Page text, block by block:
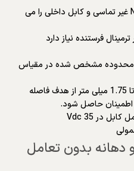
ورودی 1 پروب مجاورت 3300 NSv غیر تماسی و کابل داخلی را می
در محدوده ± 1.5٪ در محدوده مشخص شده در مقیاس
کاوشگر شکاف پروب باید بین 0.5 تا 1.75 میلی متر از هدف فاصله
اطمینان حاصل شود.
دهانه بدون تعامل